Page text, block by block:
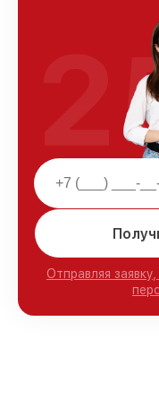
Отправляя